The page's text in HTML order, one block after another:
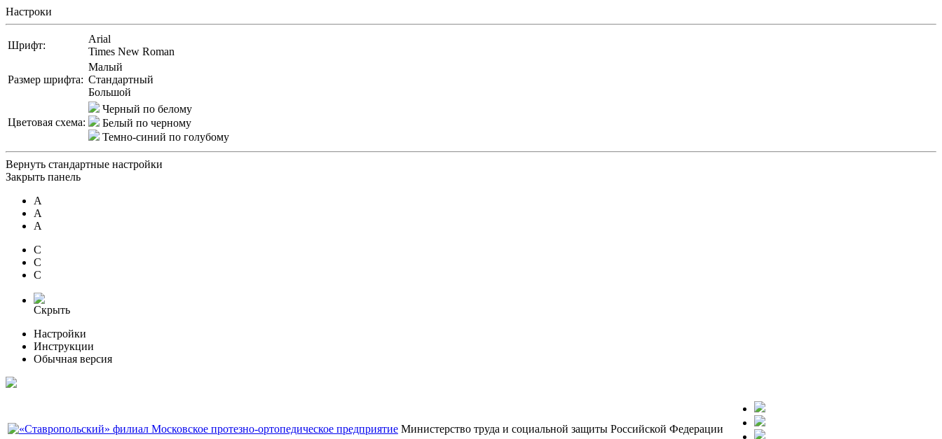
Настроки
Шрифт:
Arial
Times New Roman
Размер шрифта:
Малый
Стандартный
Большой
Цветовая схема:
Черный по белому
Белый по черному
Темно-синий по голубому
Вернуть стандартные настройки
Закрыть панель
A
A
A
C
C
C
Скрыть
Настройки
Инструкции
Обычная версия
Министерство труда и социальной защиты Российской Федерации